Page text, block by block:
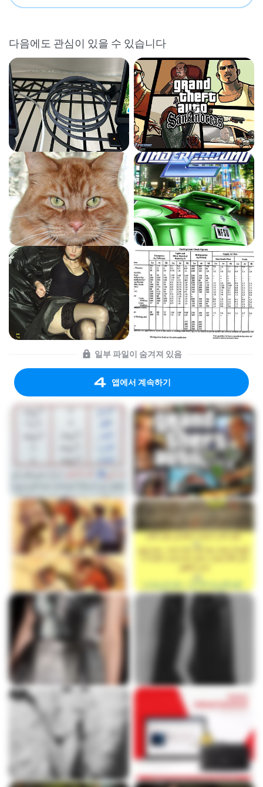
다음에도 관심이 있을 수 있습니다
일부 파일이 숨겨져 있음
앱에서 계속하기